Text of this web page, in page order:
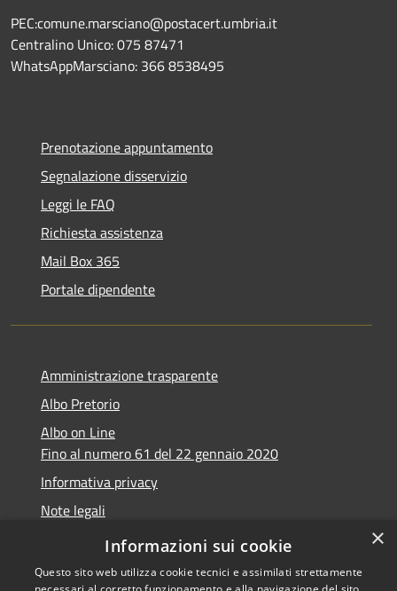
PEC:comune.marsciano@postacert.umbria.it
Centralino Unico: 075 87471
WhatsAppMarsciano: 366 8538495
Prenotazione appuntamento
Segnalazione disservizio
Leggi le FAQ
Richiesta assistenza
Mail Box 365
Portale dipendente
Amministrazione trasparente
Albo Pretorio
Albo on Line
Fino al numero 61 del 22 gennaio 2020
Informativa privacy
Note legali
Dichiarazione di accessibilità
×
Informazioni sui cookie
Questo sito web utilizza cookie tecnici e assimilati strettamente